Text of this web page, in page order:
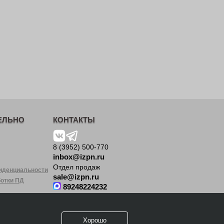
ПД
КОНТАКТЫ
8 (3952) 500-770
inbox@izpn.ru
Отдел продаж
sale@izpn.ru
89248224232
область, г. Иркутск,
Хорошо